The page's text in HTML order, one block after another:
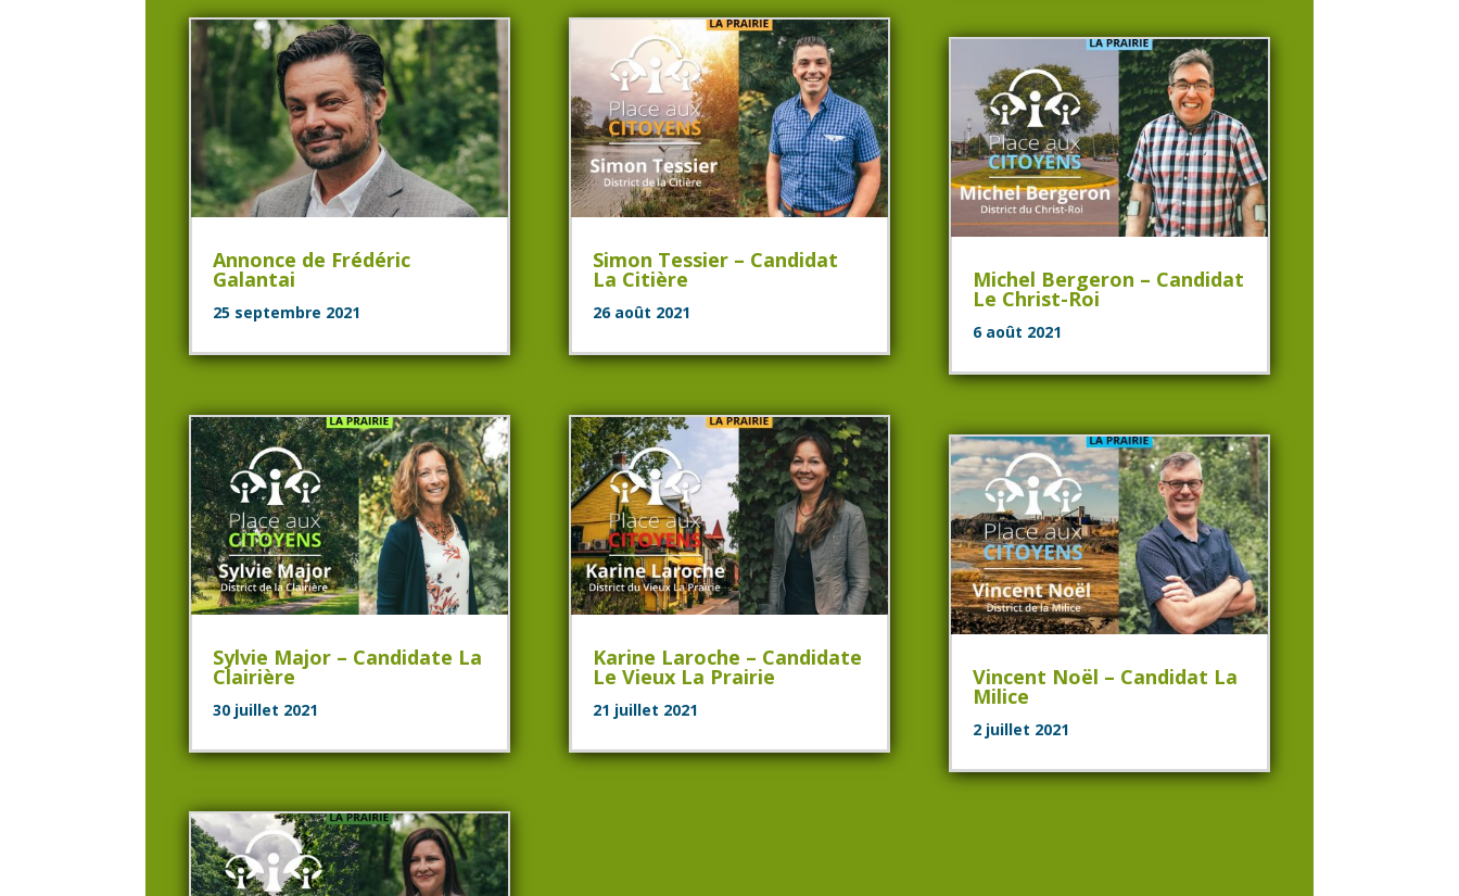
Annonce de Frédéric
Galantai
25 septembre 2021
Sylvie Major – Candidate La
Clairière
30 juillet 2021
Simon Tessier – Candidat
La Citière
26 août 2021
Karine Laroche – Candidate
Le Vieux La Prairie
21 juillet 2021
Michel Bergeron – Candidat
Le Christ-Roi
6 août 2021
Vincent Noël – Candidat La
Milice
2 juillet 2021